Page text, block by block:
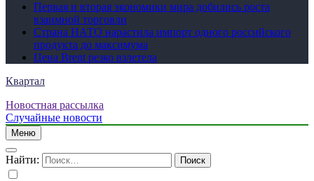
Первая и вторая экономики мира добились роста
взаимной торговли
Страна НАТО нарастила импорт одного российского
продукта до максимума
Цена Brent резко взлетела
Квартал
Новостная рассылка
Случайные новости
Меню
Найти: